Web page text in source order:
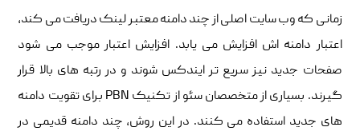
زمانی که وب سایت اصلی از چند دامنه معتبر لینک دریافت می کند،
اعتبار دامنه اش افزایش می یابد. افزایش اعتبار موجب می شود
صفحات جدید نیز سریع تر ایندکس شوند و در رتبه های بالا قرار
گیرند. بسیاری از متخصصان سئو از تکنیک PBN برای تقویت دامنه
های جدید استفاده می کنند. در این روش، چند دامنه قدیمی در